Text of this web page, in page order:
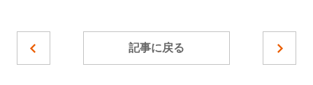
記事に戻る